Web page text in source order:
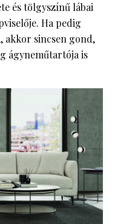
és tölgyszínű lábai
Ha pedig
akkor sincsen gond,
ágyneműtartója is